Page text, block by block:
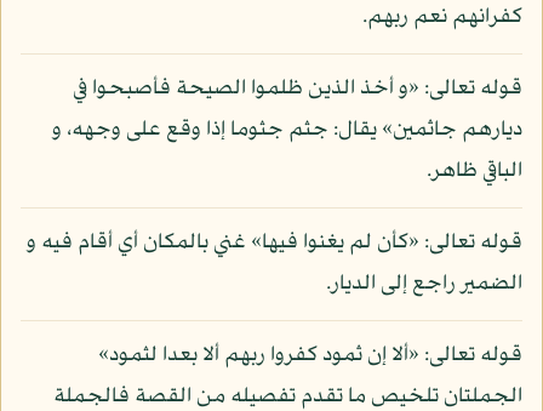
كفرانهم نعم ربهم.
قوله تعالى: «و أخذ الذين ظلموا الصيحة فأصبحوا في
ديارهم جاثمين» يقال: جثم جثوما إذا وقع على وجهه، و
الباقي ظاهر.
قوله تعالى: «كأن لم يغنوا فيها» غني بالمكان أي أقام فيه و
الضمير راجع إلى الديار.
قوله تعالى: «ألا إن ثمود كفروا ربهم ألا بعدا لثمود»
الجملتان تلخيص ما تقدم تفصيله من القصة فالجملة